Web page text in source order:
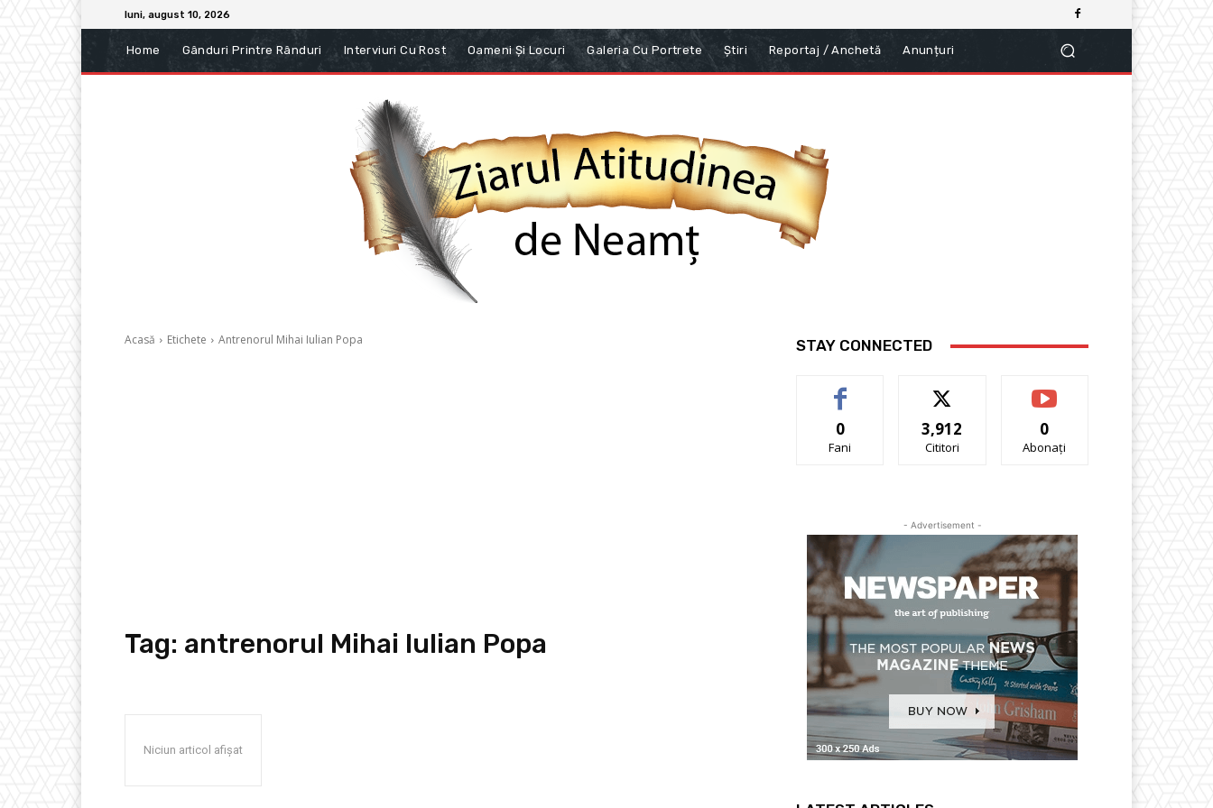
luni, august 10, 2026
Home Gânduri Printre Rânduri Interviuri Cu Rost Oameni Și Locuri Galeria Cu Portrete Știri Reportaj / Anchetă Anunțuri
Acasă Etichete Antrenorul Mihai Iulian Popa
Tag: antrenorul Mihai Iulian Popa
Niciun articol afișat
STAY CONNECTED
0
Fani
3,912
Cititori
0
Abonați
- Advertisement -